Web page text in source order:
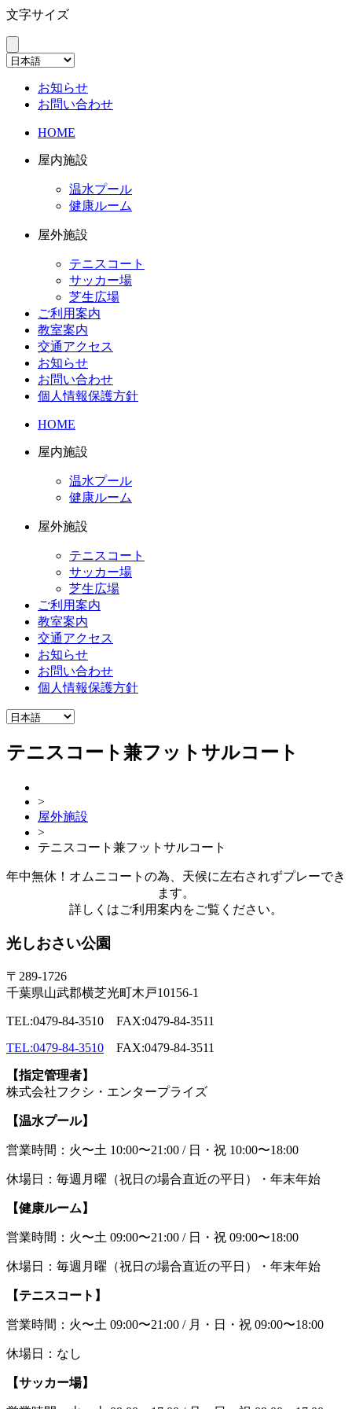
文字サイズ
お知らせ
お問い合わせ
HOME
屋内施設
温水プール
健康ルーム
屋外施設
テニスコート
サッカー場
芝生広場
ご利用案内
教室案内
交通アクセス
お知らせ
お問い合わせ
個人情報保護方針
HOME
屋内施設
温水プール
健康ルーム
屋外施設
テニスコート
サッカー場
芝生広場
ご利用案内
教室案内
交通アクセス
お知らせ
お問い合わせ
個人情報保護方針
テニスコート兼フットサルコート
>
屋外施設
>
テニスコート兼フットサルコート
年中無休！オムニコートの為、天候に左右されずプレーでき
ます。
詳しくはご利用案内をご覧ください。
光しおさい公園
〒289-1726
千葉県山武郡横芝光町木戸10156-1
TEL:0479-84-3510 FAX:0479-84-3511
TEL:0479-84-3510 FAX:0479-84-3511
【指定管理者】
株式会社フクシ・エンタープライズ
【温水プール】
営業時間：火〜土 10:00〜21:00 / 日・祝 10:00〜18:00
休場日：毎週月曜（祝日の場合直近の平日）・年末年始
【健康ルーム】
営業時間：火〜土 09:00〜21:00 / 日・祝 09:00〜18:00
休場日：毎週月曜（祝日の場合直近の平日）・年末年始
【テニスコート】
営業時間：火〜土 09:00〜21:00 / 月・日・祝 09:00〜18:00
休場日：なし
【サッカー場】